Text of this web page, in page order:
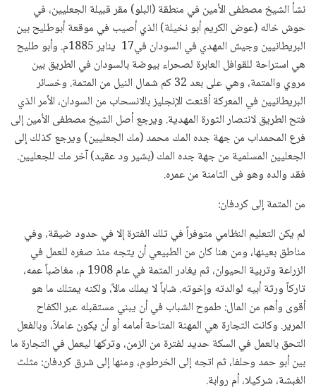
نشأ الشيخ مصطفى الأمين في منطقة (البلو) مقر قبيلة الجعليين، في
حوش خاله (عوض الكريم أبو نخيلة) الذي أصيب في موقعة أبوطليح بين
البريطانيين وجيش المهدي في السودان في17 يناير 1885م. وأبو طليح
هي استراحة للقوافل العابرة لصحراء بيوضة بالسودان في الطريق بين
مروي والمتمة، وهي على بعد 32 كم شمال النيل من المتمة. وخسائر
البريطانيين في المعركة أقنعت الإنجليز بالانسحاب من السودان، الأمر الذي
فتح الطريق لانتصار الثورة المهدية. ويرجع أصل الشيخ مصطفى الأمين إلى
فرع المحمداب من جهة جده المك محمد (مك الجعليين) ويرجع كذلك إلى
الجعليين المسلمية من جهة جده المك (بشير ود عقيد) آخر مك للجعليين.
فقد والده وهو فى الثامنة من عمره.
من المتمة إلى كردفان:
لم يكن التعليم النظامي متوفراً في تلك الفترة إلا في حدود ضيقة، وفي
مناطق بعينها، ومن هنا كان من الطبيعي أن يتجه منذ صغره للعمل في
الزراعة وتربية الحيوان، ثم يغادر المتمة في عام 1908 م، مغاضباً عمه،
تاركاً ورثة أبيه لوالدته وإخوته. شاباً لا يملك مالاً، ولكنه يمتلك ما هو
أقوى وأهم من المال: طموح الشباب في أن يبني مستقبله عبر الكفاح
المرير. وكانت التجارة هي المهنة المتاحة أمامه أو أن يكون عاملاً، وبالفعل
التحق بالعمل في السكة حديد لفترة من الزمن، وتركها ليعمل في التجارة ما
بين أبو حمد وحلفا، ثم اتجه إلى الخرطوم، ومنها إلى شرق كردفان: مثلث
الغبشة، شركيلا، أم روابة.